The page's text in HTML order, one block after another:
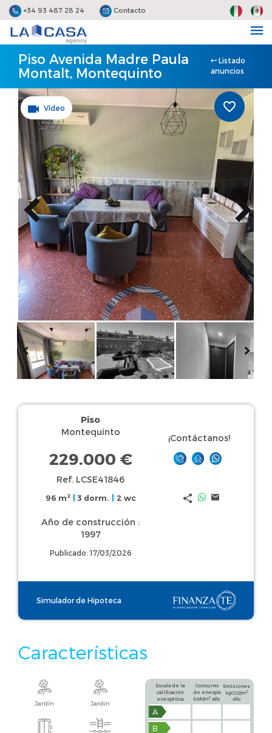
+34 93 487 28 24 Contacto
Piso Avenida Madre Paula
Montalt, Montequinto
Listado
anuncios
Vídeo
Piso
Montequinto
229.000 €
Ref. LCSE41846
96 m2 3 dorm. 2 wc
Año de construcción :
1997
Publicado: 17/03/2026
¡Contáctanos!
Simulador de Hipoteca
Características
Jardín Jardín
Escala de la
calificación
energética
Consumo
de energía
kWh/m2 Año
Emisiones
kgCO2/m 2
Año
A
B